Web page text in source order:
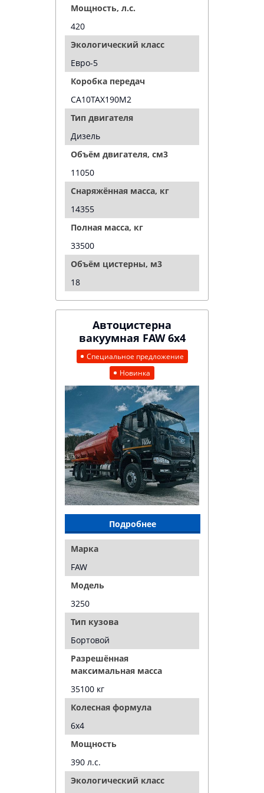
Мощность, л.с.
420
Экологический класс
Евро-5
Коробка передач
CA10TAX190M2
Тип двигателя
Дизель
Объём двигателя, см3
11050
Снаряжённая масса, кг
14355
Полная масса, кг
33500
Объём цистерны, м3
18
Автоцистерна
вакуумная FAW 6х4
Специальное предложение
Новинка
Подробнее
Марка
FAW
Модель
3250
Тип кузова
Бортовой
Разрешённая
максимальная масса
35100 кг
Колесная формула
6х4
Мощность
390 л.с.
Экологический класс